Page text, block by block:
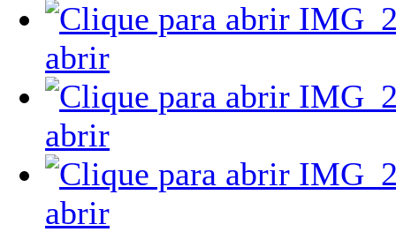
abrir
abrir
abrir